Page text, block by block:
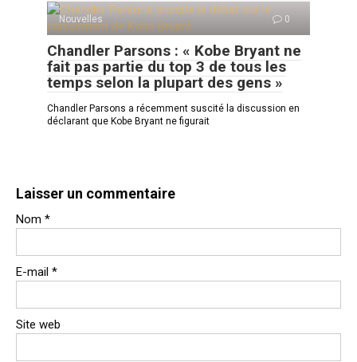
Nouvelles 0
Chandler Parsons : « Kobe Bryant ne
fait pas partie du top 3 de tous les
temps selon la plupart des gens »
Chandler Parsons a récemment suscité la discussion en
déclarant que Kobe Bryant ne figurait
Laisser un commentaire
Nom *
E-mail *
Site web